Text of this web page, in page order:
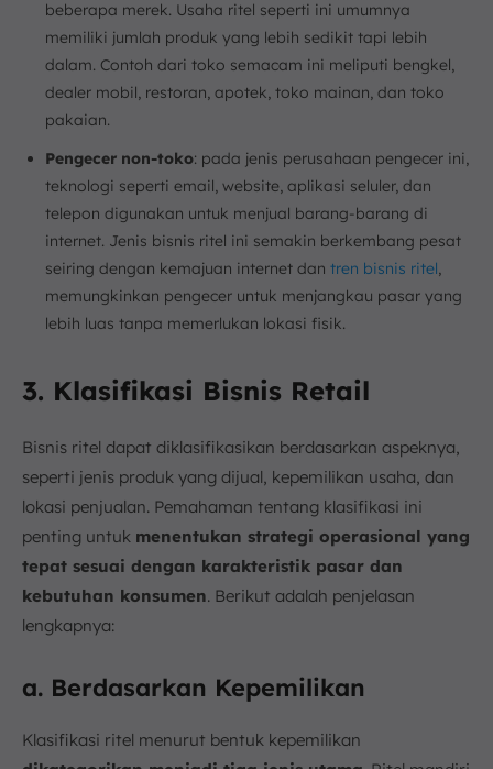
beberapa merek. Usaha ritel seperti ini umumnya
memiliki jumlah produk yang lebih sedikit tapi lebih
dalam. Contoh dari toko semacam ini meliputi bengkel,
dealer mobil, restoran, apotek, toko mainan, dan toko
pakaian.
Pengecer non-toko: pada jenis perusahaan pengecer ini,
teknologi seperti email, website, aplikasi seluler, dan
telepon digunakan untuk menjual barang-barang di
internet. Jenis bisnis ritel ini semakin berkembang pesat
seiring dengan kemajuan internet dan tren bisnis ritel,
memungkinkan pengecer untuk menjangkau pasar yang
lebih luas tanpa memerlukan lokasi fisik.
3. Klasifikasi Bisnis Retail
Bisnis ritel dapat diklasifikasikan berdasarkan aspeknya,
seperti jenis produk yang dijual, kepemilikan usaha, dan
lokasi penjualan. Pemahaman tentang klasifikasi ini
penting untuk menentukan strategi operasional yang
tepat sesuai dengan karakteristik pasar dan
kebutuhan konsumen. Berikut adalah penjelasan
lengkapnya:
a. Berdasarkan Kepemilikan
Klasifikasi ritel menurut bentuk kepemilikan